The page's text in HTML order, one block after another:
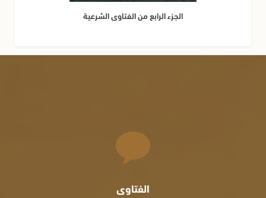
الجزء الرابع من الفتاوى الشرعية
الفتاوى